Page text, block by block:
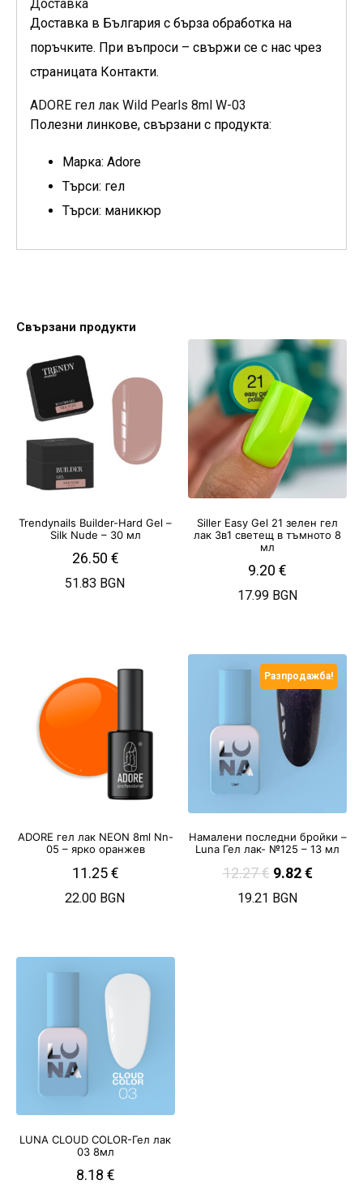
Доставка
Доставка в България с бърза обработка на
поръчките. При въпроси – свържи се с нас чрез
страницата Контакти.
ADORE гел лак Wild Pearls 8ml W-03
Полезни линкове, свързани с продукта:
Марка: Adore
Търси: гел
Търси: маникюр
Свързани продукти
Trendynails Builder-Hard Gel –
Silk Nude – 30 мл
26.50 €
51.83 BGN
Siller Easy Gel 21 зелен гел
лак 3в1 светещ в тъмното 8
мл
9.20€
17.99 BGN
ADORE гел лак NEON 8ml Nn-
05 – ярко оранжев
11.25€
22.00 BGN
Разпродажба!
Намалени последни бройки –
Luna Гел лак- №125 – 13 мл
12.27€ 9.82€
19.21 BGN
LUNA CLOUD COLOR-Гел лак
03 8мл
8.18 €